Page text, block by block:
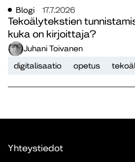
Blogi 17.7.2026
Tekoälytekstien
kuka on kirjoittaja?
Juhani Toivanen
digitalisaatio
opetus
Yhteystiedot